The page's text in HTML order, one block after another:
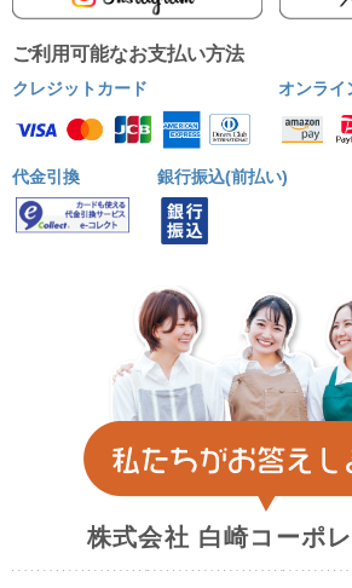
ご利用可能なお支払い方法
クレジットカード オンライ
代金引換 銀行振込(前払い)
株式会社 白崎コーポ